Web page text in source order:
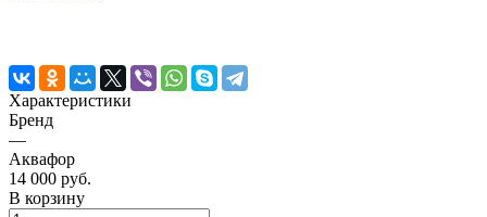
Характеристики
Бренд
—
Аквафор
14 000 руб.
В корзину